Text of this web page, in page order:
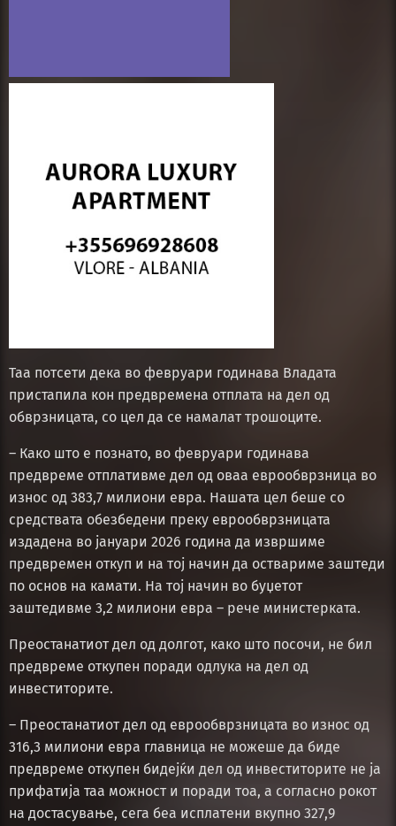
Таа потсети дека во февруари годинава Владата
пристапила кон предвремена отплата на дел од
обврзницата, со цел да се намалат трошоците.
– Како што е познато, во февруари годинава
предвреме отплативме дел од оваа еврообврзница во
износ од 383,7 милиони евра. Нашата цел беше со
средствата обезбедени преку еврообврзницата
издадена во јануари 2026 година да извршиме
предвремен откуп и на тој начин да оствариме заштеди
по основ на камати. На тој начин во буџетот
заштедивме 3,2 милиони евра – рече министерката.
Преостанатиот дел од долгот, како што посочи, не бил
предвреме откупен поради одлука на дел од
инвеститорите.
– Преостанатиот дел од еврообврзницата во износ од
316,3 милиони евра главница не можеше да биде
предвреме откупен бидејќи дел од инвеститорите не ја
прифатија таа можност и поради тоа, а согласно рокот
на достасување, сега беа исплатени вкупно 327,9